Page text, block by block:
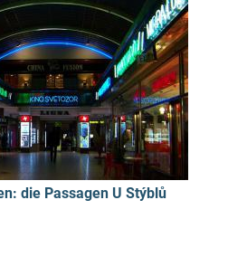
die Passagen U Stýblů